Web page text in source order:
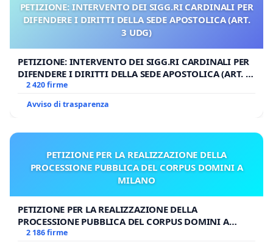
PETIZIONE: INTERVENTO DEI SIGG.RI CARDINALI PER
DIFENDERE I DIRITTI DELLA SEDE APOSTOLICA (ART.
3 UDG)
PETIZIONE: INTERVENTO DEI SIGG.RI CARDINALI PER
DIFENDERE I DIRITTI DELLA SEDE APOSTOLICA (ART. 3
UDG)
2 420 firme
Avviso di trasparenza
PETIZIONE PER LA REALIZZAZIONE DELLA
PROCESSIONE PUBBLICA DEL CORPUS DOMINI A
MILANO
PETIZIONE PER LA REALIZZAZIONE DELLA
PROCESSIONE PUBBLICA DEL CORPUS DOMINI A
MILANO
2 186 firme